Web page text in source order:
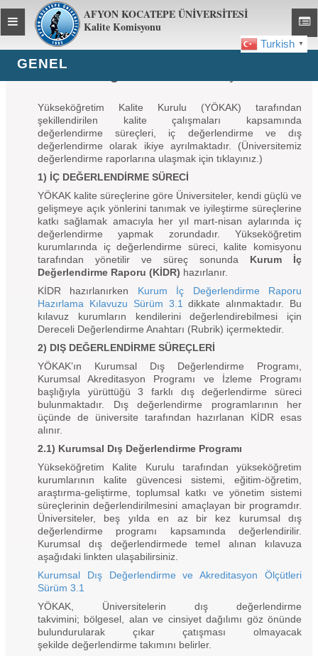
AFYON KOCATEPE ÜNİVERSİTESİ
Kalite Komisyonu
Toggle
global
navigation
Turkish ▼
GENEL
Yükseköğretim Kalite Kurulu (YÖKAK) tarafından
şekillendirilen kalite çalışmaları kapsamında
değerlendirme süreçleri, iç değerlendirme ve dış
değerlendirme olarak ikiye ayrılmaktadır. (Üniversitemiz
değerlendirme raporlarına ulaşmak için tıklayınız.)
1) İÇ DEĞERLENDİRME SÜRECİ
YÖKAK kalite süreçlerine göre Üniversiteler, kendi güçlü ve
gelişmeye açık yönlerini tanımak ve iyileştirme süreçlerine
katkı sağlamak amacıyla her yıl mart-nisan aylarında iç
değerlendirme yapmak zorundadır. Yükseköğretim
kurumlarında iç değerlendirme süreci, kalite komisyonu
tarafından yönetilir ve süreç sonunda Kurum İç
Değerlendirme Raporu (KİDR) hazırlanır.
KİDR hazırlanırken Kurum İç Değerlendirme Raporu
Hazırlama Kılavuzu Sürüm 3.1
dikkate alınmaktadır. Bu
kılavuz kurumların kendilerini değerlendirebilmesi için
Dereceli Değerlendirme Anahtarı (Rubrik) içermektedir.
2) DIŞ DEĞERLENDİRME SÜREÇLERİ
YÖKAK’ın Kurumsal Dış Değerlendirme Programı,
Kurumsal Akreditasyon Programı ve İzleme Programı
başlığıyla yürüttüğü 3 farklı dış değerlendirme süreci
bulunmaktadır. Dış değerlendirme programlarının her
üçünde de üniversite tarafından hazırlanan KİDR esas
alınır.
2.1) Kurumsal Dış Değerlendirme Programı
Yükseköğretim Kalite Kurulu tarafından yükseköğretim
kurumlarının kalite güvencesi sistemi, eğitim-öğretim,
araştırma-geliştirme, toplumsal katkı ve yönetim sistemi
süreçlerinin değerlendirilmesini amaçlayan bir programdır.
Üniversiteler, beş yılda en az bir kez kurumsal dış
değerlendirme programı kapsamında değerlendirilir.
Kurumsal dış değerlendirmede temel alınan kılavuza
aşağıdaki linkten ulaşabilirsiniz.
Kurumsal Dış Değerlendirme ve Akreditasyon Ölçütleri
Sürüm 3.1
YÖKAK, Üniversitelerin dış değerlendirme
takvimini; bölgesel, alan ve cinsiyet dağılımı göz önünde
bulundurularak çıkar çatışması olmayacak
şekilde değerlendirme takımını belirler.